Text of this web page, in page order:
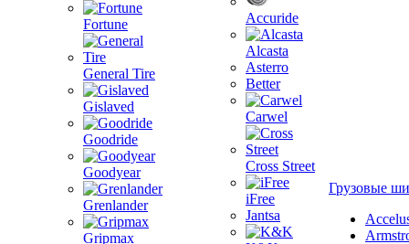
Fortune
General Tire
Gislaved
Goodride
Goodyear
Grenlander
Gripmax
Accuride
Alcasta
Asterro
Better
Carwel
Cross Street
iFree
Jantsa
Грузовые